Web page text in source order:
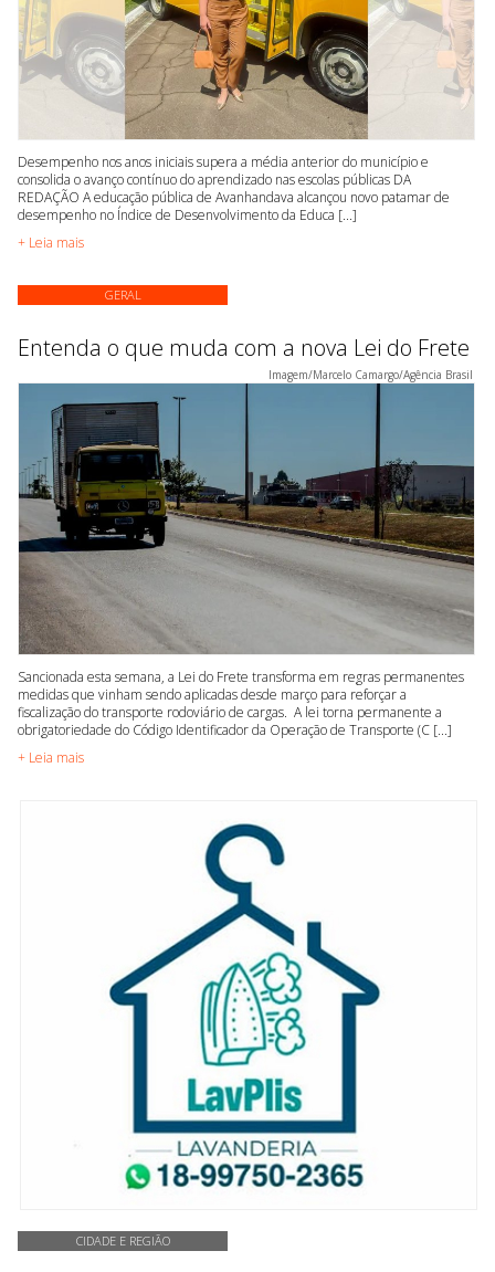
Desempenho nos anos iniciais supera a média anterior do município e
consolida o avanço contínuo do aprendizado nas escolas públicas DA
REDAÇÃO A educação pública de Avanhandava alcançou novo patamar de
desempenho no Índice de Desenvolvimento da Educa [...]
+ Leia mais
GERAL
Entenda o que muda com a nova Lei do Frete
Imagem/Marcelo Camargo/Agência Brasil
Sancionada esta semana, a Lei do Frete transforma em regras permanentes
medidas que vinham sendo aplicadas desde março para reforçar a
fiscalização do transporte rodoviário de cargas. A lei torna permanente a
obrigatoriedade do Código Identificador da Operação de Transporte (C [...]
+ Leia mais
CIDADE E REGIÃO